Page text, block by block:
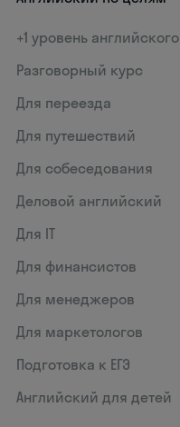
+1 уровень английского
Разговорный курс
Для переезда
Для путешествий
Для собеседования
Деловой английский
Для IT
Для финансистов
Для менеджеров
Для маркетологов
Подготовка к ЕГЭ
Английский для детей